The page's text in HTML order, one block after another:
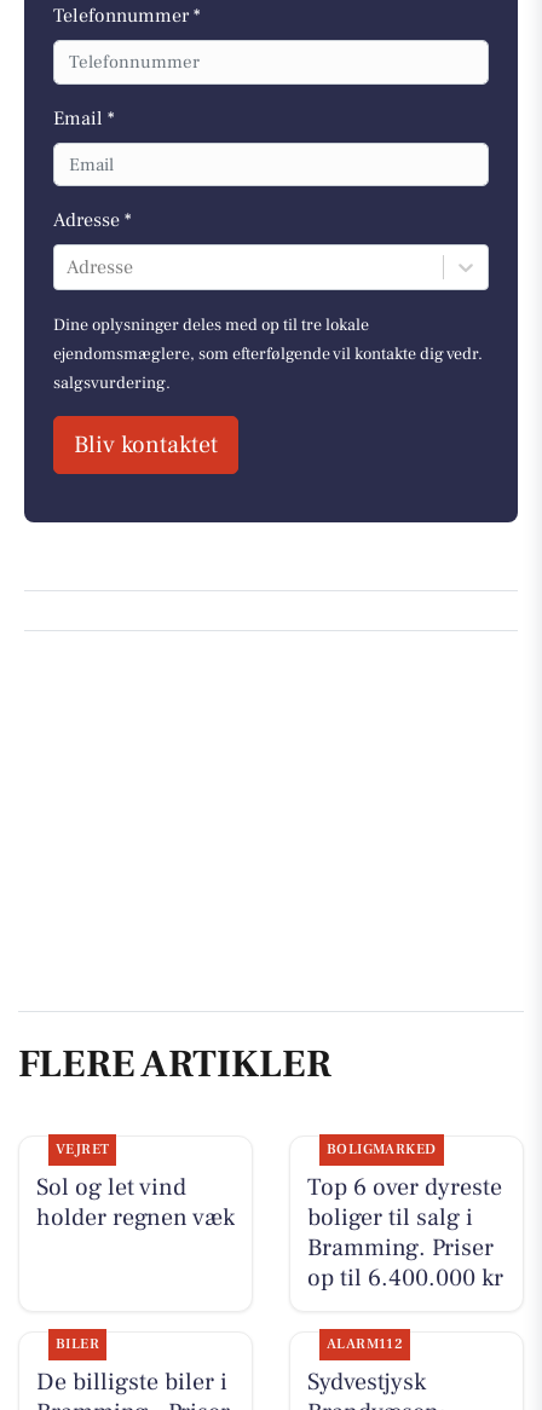
Telefonnummer *
Email *
Adresse *
Adresse
Dine oplysninger deles med op til tre lokale
ejendomsmæglere, som efterfølgende vil kontakte dig vedr.
salgsvurdering.
Bliv kontaktet
FLERE ARTIKLER
VEJRET
Sol og let vind
holder regnen væk
BOLIGMARKED
Top 6 over dyreste
boliger til salg i
Bramming. Priser
op til 6.400.000 kr
BILER
De billigste biler i
ALARM112
Sydvestjysk